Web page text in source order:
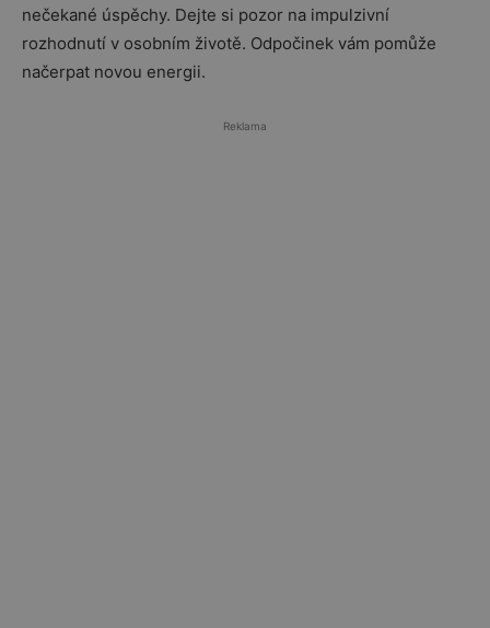
nečekané úspěchy. Dejte si pozor na impulzivní
rozhodnutí v osobním životě. Odpočinek vám pomůže
načerpat novou energii.
Reklama